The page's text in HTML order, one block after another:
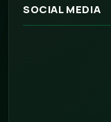
SOCIAL MEDIA